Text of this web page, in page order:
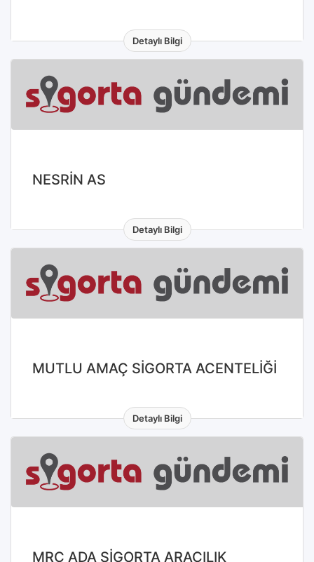
Detaylı Bilgi
Detaylı Bilgi
NESRİN AS
Detaylı Bilgi
MUTLU AMAÇ SİGORTA ACENTELİĞİ
MRC ADA SİGORTA ARACILIK